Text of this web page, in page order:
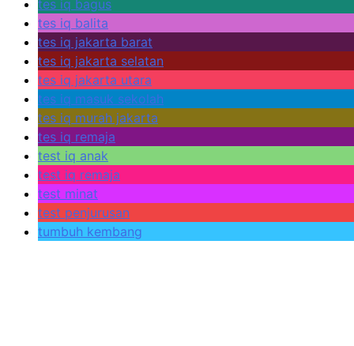
tes iq bagus
tes iq balita
tes iq jakarta barat
tes iq jakarta selatan
tes iq jakarta utara
tes iq masuk sekolah
tes iq murah jakarta
tes iq remaja
test iq anak
test iq remaja
test minat
test penjurusan
tumbuh kembang